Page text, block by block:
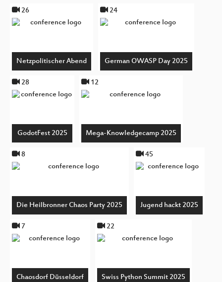
26
Netzpolitischer Abend
24
German OWASP Day 2025
28
GodotFest 2025
12
Mega-Knowledgecamp 2025
8
Die Heilbronner Chaos Party 2025
45
Jugend hackt 2025
7
Chaosdorf Düsseldorf
22
Swiss Python Summit 2025